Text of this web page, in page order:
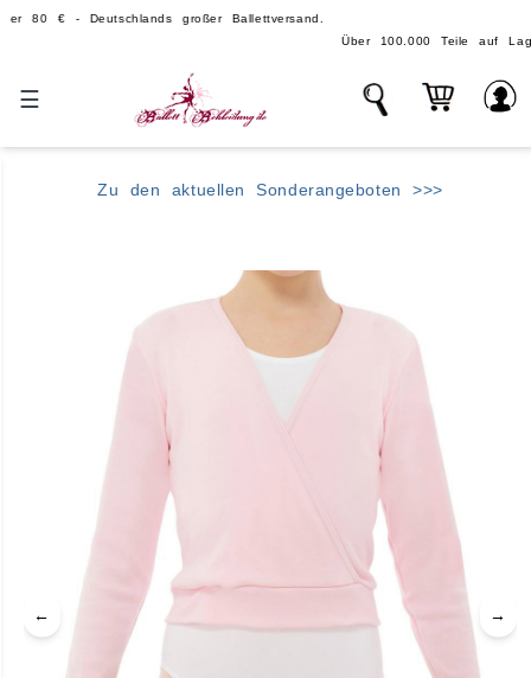
€ - Deutschlands großer Ballettversand.
Über 100.000 Teile auf Lager -
☰
Zu den aktuellen Sonderangeboten >>>
← →